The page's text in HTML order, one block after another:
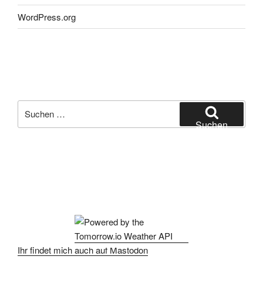
WordPress.org
nach:
Suchen
Ihr findet mich auch auf Mastodon